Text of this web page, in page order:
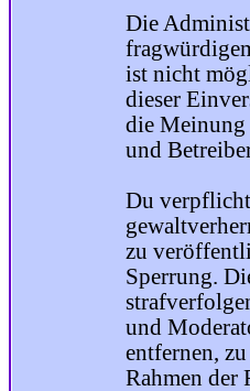
Die
ist nicht
dieser
die Meinung
und
Du
zu
Sperrung.
und
entfernen,
Rahmen der